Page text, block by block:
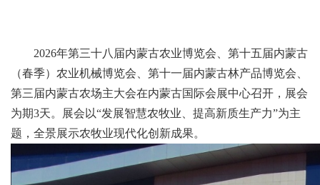
2026年第三十八届内蒙古农业博览会、第十五届内蒙古
（春季）农业机械博览会、第十一届内蒙古林产品博览会、
第三届内蒙古农场主大会在内蒙古国际会展中心召开，展会
为期3天。展会以“发展智慧农牧业、提高新质生产力”为主
题，全景展示农牧业现代化创新成果。